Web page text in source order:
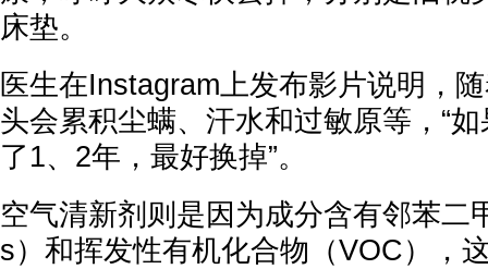
床垫。
医生在Instagram上发布影片说明，
头会累积尘螨、汗水和过敏原等，“
了1、2年，最好换掉”。
空气清新剂则是因为成分含有邻苯二
s）和挥发性有机化合物（VOC），